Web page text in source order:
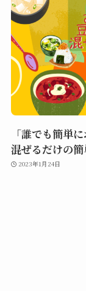
「誰でも簡単
混ぜるだけの
2023年1月24日